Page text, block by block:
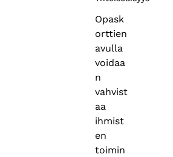
Opask
orttien
avulla
voidaa
n
vahvist
aa
ihmist
en
toimin